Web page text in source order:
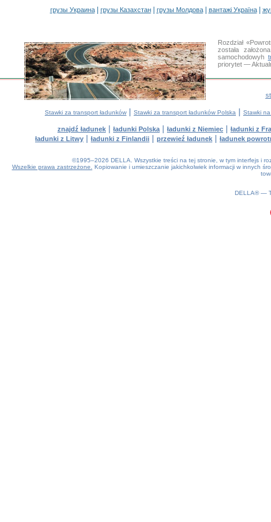
грузы Украина| грузы Казахстан| грузы Молдова| вантажі Україна|
Rozdział
została
samochodowyh
priorytet —
Stawki za transport ładunków | Stawki za transport ładunków Polska | Stawki
znajdź ładunek | ładunki Polska | ładunki z Niemiec | ładunki z
ładunki z Litwy | ładunki z Finlandii | przewieź ładunek | ładunek
©1995–2026 DELLA. Wszystkie treści na tej stronie, w tym interfejs i
Wszelkie prawa zastrzeżone.
Kopiowanie i umieszczanie jakichkolwiek informacji w innych
DELLA® —